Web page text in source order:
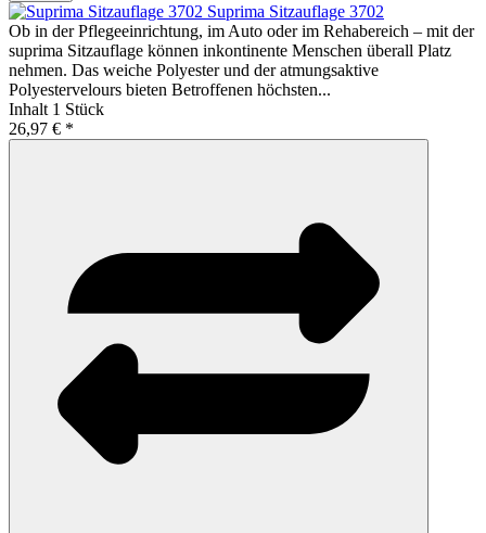
Suprima Sitzauflage 3702
Ob in der Pflegeeinrichtung, im Auto oder im Rehabereich – mit der
suprima Sitzauflage können inkontinente Menschen überall Platz
nehmen. Das weiche Polyester und der atmungsaktive
Polyestervelours bieten Betroffenen höchsten...
Inhalt 1 Stück
26,97 € *